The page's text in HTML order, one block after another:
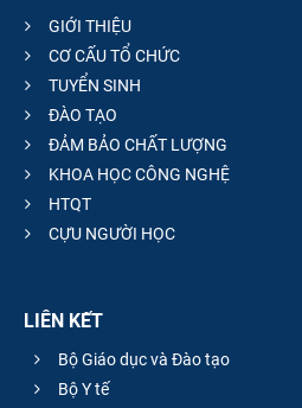
GIỚI THIỆU
CƠ CẤU TỔ CHỨC
TUYỂN SINH
ĐÀO TẠO
ĐẢM BẢO CHẤT LƯỢNG
KHOA HỌC CÔNG NGHỆ
HTQT
CỰU NGƯỜI HỌC
LIÊN KẾT
Bộ Giáo dục và Đào tạo
Bộ Y tế